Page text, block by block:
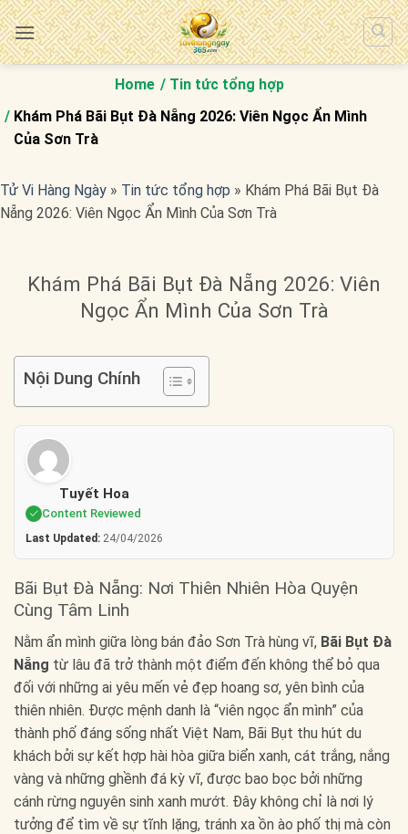
Bỏ
qua
nội
Home
Tin tức tổng hợp
Khám Phá Bãi Bụt Đà Nẵng 2026: Viên Ngọc Ẩn Mình
Của Sơn Trà
Tử Vi Hàng Ngày » Tin tức tổng hợp » Khám Phá Bãi Bụt Đà
Nẵng 2026: Viên Ngọc Ẩn Mình Của Sơn Trà
Khám Phá Bãi Bụt Đà Nẵng 2026: Viên
Ngọc Ẩn Mình Của Sơn Trà
Nội Dung Chính
Tuyết Hoa
Content Reviewed
Last Updated: 24/04/2026
Bãi Bụt Đà Nẵng: Nơi Thiên Nhiên Hòa Quyện
Cùng Tâm Linh
Nằm ẩn mình giữa lòng bán đảo Sơn Trà hùng vĩ, Bãi Bụt Đà
Nẵng từ lâu đã trở thành một điểm đến không thể bỏ qua
đối với những ai yêu mến vẻ đẹp hoang sơ, yên bình của
thiên nhiên. Được mệnh danh là “viên ngọc ẩn mình” của
thành phố đáng sống nhất Việt Nam, Bãi Bụt thu hút du
khách bởi sự kết hợp hài hòa giữa biển xanh, cát trắng, nắng
vàng và những ghềnh đá kỳ vĩ, được bao bọc bởi những
cánh rừng nguyên sinh xanh mướt. Đây không chỉ là nơi lý
tưởng để tìm về sự tĩnh lặng, tránh xa ồn ào phố thị mà còn